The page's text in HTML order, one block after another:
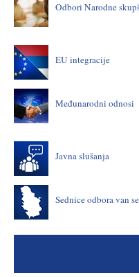
Odbori Narodne
EU integracije
Međunarodni odnosi
Javna slušanja
Sednice odbora van